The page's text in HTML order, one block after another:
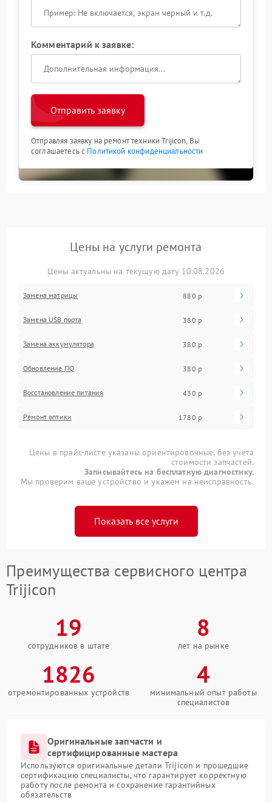
Комментарий к заявке:
Отправить заявку
Отправляя заявку на ремонт техники Trijicon, Вы
соглашаетесь с Политикой конфиденциальности
Цены на услуги ремонта
Цены актуальны на текущую дату 10.08.2026
Замена матрицы 880 р
Замена USB порта 380 р
Замена аккумулятора 380 р
Обновление ПО 380 р
Восстановление питания 430 р
Ремонт оптики 1780 р
Цены в прайс-листе указаны ориентировочные, без учета
стоимости запчастей.
Записывайтесь на бесплатную диагностику.
Мы проверим ваше устройство и укажем на неисправность.
Показать все услуги
Преимущества сервисного центра
Trijicon
19
сотрудников в штате
8
лет на рынке
1826
отремонтированных устройств
4
минимальный опыт работы
специалистов
Оригинальные запчасти и
сертифицированные мастера
Используются оригинальные детали Trijicon и прошедшие
сертификацию специалисты, что гарантирует корректную
работу после ремонта и сохранение гарантийных
обязательств